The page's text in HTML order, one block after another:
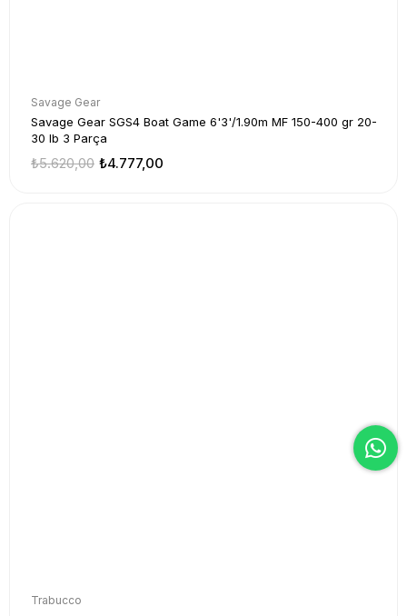
Savage Gear
Savage Gear SGS4 Boat Game 6'3'/1.90m MF 150-400 gr 20-
30 lb 3 Parça
₺4.777,00
₺5.620,00
Trabucco